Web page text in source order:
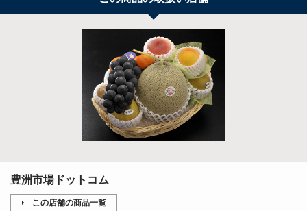
豊洲市場ドットコム
この店舗の商品一覧